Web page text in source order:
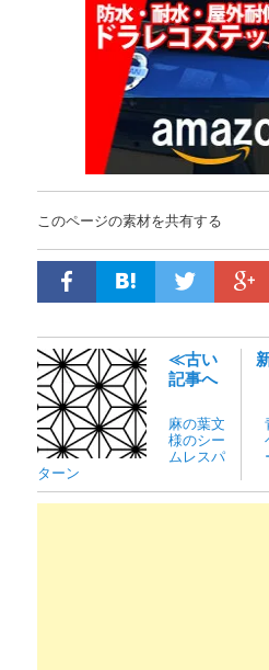
このページの素材を共有する
≪古い
記事へ
麻の葉文
様のシー
ムレスパ
ターン